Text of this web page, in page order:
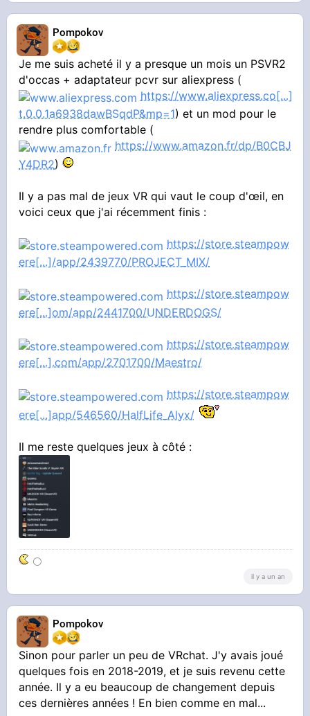
Pompokov
Je me suis acheté il y a presque un mois un PSVR2
d'occas + adaptateur pcvr sur aliexpress (
https://www.aliexpress.co[...]
t.0.0.1a6938dawBSqdP&mp=1) et un mod pour le
rendre plus comfortable (
https://www.amazon.fr/dp/B0CBJ
Y4DR2)
Il y a pas mal de jeux VR qui vaut le coup d'œil, en
voici ceux que j'ai récemment finis :
https://store.steampow
ere[...]/app/2439770/PROJECT_MIX/
https://store.steampow
ere[...]om/app/2441700/UNDERDOGS/
https://store.steampow
ere[...].com/app/2701700/Maestro/
https://store.steampow
ere[...]app/546560/HalfLife_Alyx/
Il me reste quelques jeux à côté :
⚪
il y a un an
Pompokov
Sinon pour parler un peu de VRchat. J'y avais joué
quelques fois en 2018-2019, et je suis revenu cette
année. Il y a eu beaucoup de changement depuis
ces dernières années ! En bien comme en mal...